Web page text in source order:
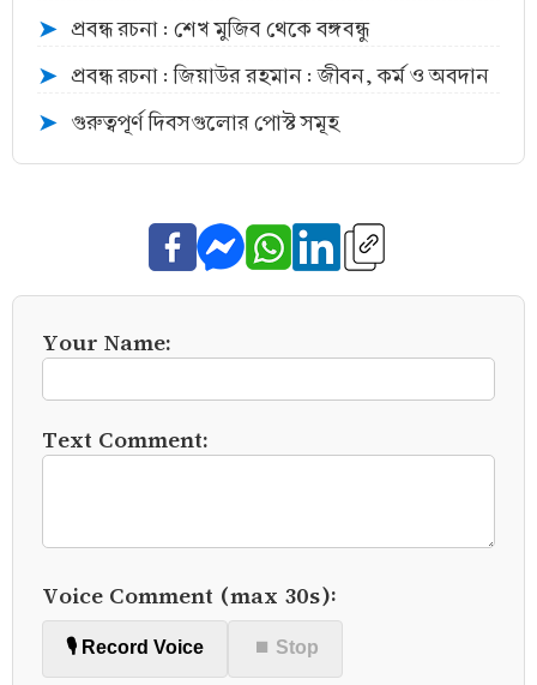
➤ প্রবন্ধ রচনা : শেখ মুজিব থেকে বঙ্গবন্ধু
➤ প্রবন্ধ রচনা : জিয়াউর রহমান : জীবন, কর্ম ও অবদান
➤ গুরুত্বপূর্ণ দিবসগুলোর পোস্ট সমূহ
Your Name:
Text Comment:
Voice Comment (max 30s):
🎙️ Record Voice ⏹ Stop